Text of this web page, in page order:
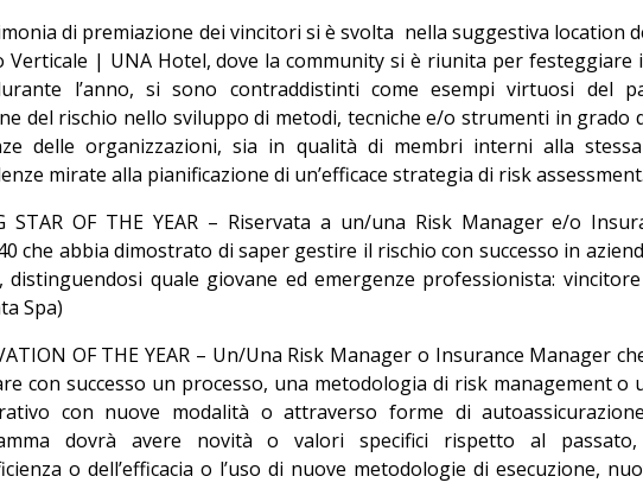
di premiazione dei vincitori si è svolta nella suggestiva location
Verticale | UNA Hotel, dove la community si è riunita per festeggiare
l’anno, si sono contraddistinti come esempi virtuosi del
del rischio nello sviluppo di metodi, tecniche e/o strumenti in grado
delle organizzazioni, sia in qualità di membri interni alla
mirate alla pianificazione di un’efficace strategia di risk assessment.
STAR OF THE YEAR – Riservata a un/una Risk Manager e/o
che abbia dimostrato di saper gestire il rischio con successo in
distinguendosi quale giovane ed emergenze professionista:
Spa)
OF THE YEAR – Un/Una Risk Manager o Insurance Manager
con successo un processo, una metodologia di risk management o
con nuove modalità o attraverso forme di
dovrà avere novità o valori specifici rispetto al
o dell’efficacia o l’uso di nuove metodologie di esecuzione,